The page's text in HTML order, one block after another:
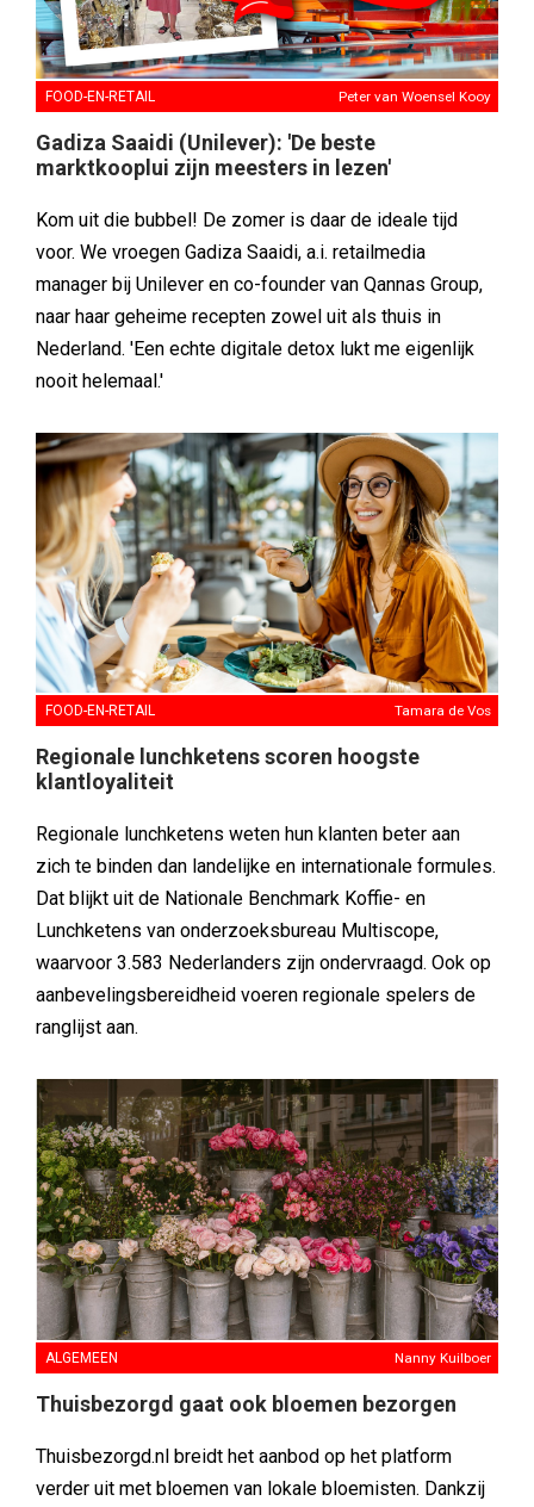
FOOD-EN-RETAIL Peter van Woensel Kooy
Gadiza Saaidi (Unilever): 'De beste
marktkooplui zijn meesters in lezen'
Kom uit die bubbel! De zomer is daar de ideale tijd
voor. We vroegen Gadiza Saaidi, a.i. retailmedia
manager bij Unilever en co-founder van Qannas Group,
naar haar geheime recepten zowel uit als thuis in
Nederland. 'Een echte digitale detox lukt me eigenlijk
nooit helemaal.'
FOOD-EN-RETAIL Tamara de Vos
Regionale lunchketens scoren hoogste
klantloyaliteit
Regionale lunchketens weten hun klanten beter aan
zich te binden dan landelijke en internationale formules.
Dat blijkt uit de Nationale Benchmark Koffie- en
Lunchketens van onderzoeksbureau Multiscope,
waarvoor 3.583 Nederlanders zijn ondervraagd. Ook op
aanbevelingsbereidheid voeren regionale spelers de
ranglijst aan.
ALGEMEEN Nanny Kuilboer
Thuisbezorgd gaat ook bloemen bezorgen
Thuisbezorgd.nl breidt het aanbod op het platform
verder uit met bloemen van lokale bloemisten. Dankzij